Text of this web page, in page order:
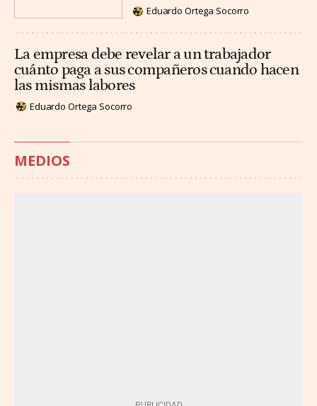
Eduardo Ortega Socorro
La empresa debe revelar a un trabajador
cuánto paga a sus compañeros cuando hacen
las mismas labores
Eduardo Ortega Socorro
MEDIOS